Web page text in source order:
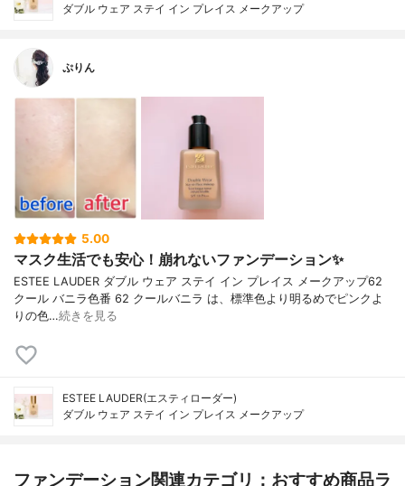
ダブル ウェア ステイ イン プレイス メークアップ
ぷりん
5.00
マスク生活でも安心！崩れないファンデーション✨
ESTEE LAUDER ダブル ウェア ステイ イン プレイス メークアップ62
クール バニラ色番 62 クールバニラ は、標準色より明るめでピンクよ
りの色…続きを見る
ESTEE LAUDER(エスティローダー)
ダブル ウェア ステイ イン プレイス メークアップ
ファンデーション関連カテゴリ：おすすめ商品ラ